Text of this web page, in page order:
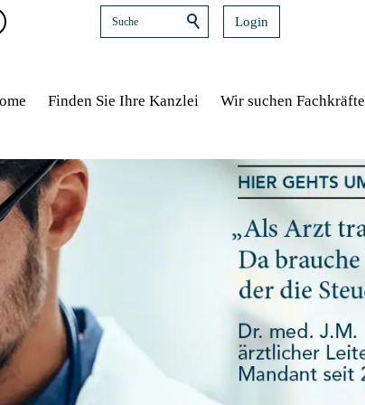
Finden Sie Ihre Kanzlei Wir suchen Fachkräfte
Login